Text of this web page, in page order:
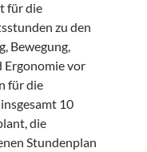
für die
zu den
Bewegung,
Ergonomie vor
für die
10
die
Stundenplan